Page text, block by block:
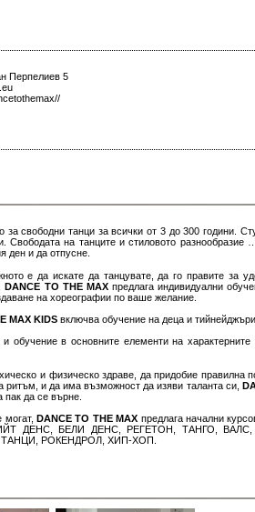
Перпелиев 5
за свободни танци за всички от 3 до 300 години.
Свободата на танците и стиловото
ден и да отпусне.
е да искате да танцувате, да го правите за
DANCE TO THE MAXпредлага индивидуални
на хореографии по ваше желание.
MAX KIDS включва обучение на деца и
и обучение в основните елементи на
и физическо здраве, да придобие правилна
ритъм, и да има възможност да изяви таланта си,
да се върне.
могат,DANCE TO THE MAX предлага начални
ДЕНС, БЕЛИ ДЕНС, РЕГЕТОН, ТАНГО,
РОКЕНДРОЛ, ХИП-ХОП.